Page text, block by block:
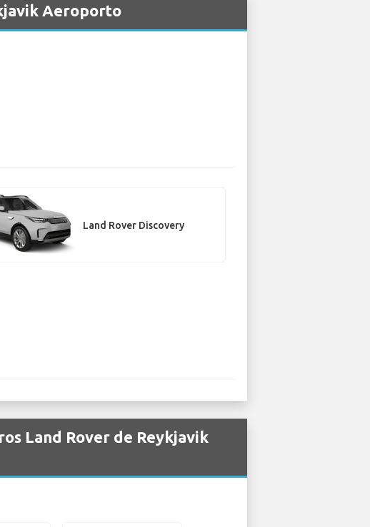
Aeroporto
Land Rover Discovery
Land Rover de Reykjavik